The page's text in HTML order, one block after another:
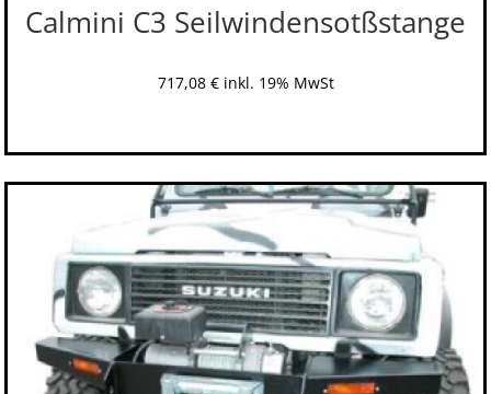
Calmini C3 Seilwindensotßstange
717,08 € inkl. 19% MwSt